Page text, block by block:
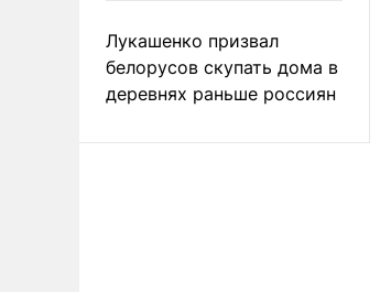
Лукашенко призвал
белорусов скупать дома в
деревнях раньше россиян